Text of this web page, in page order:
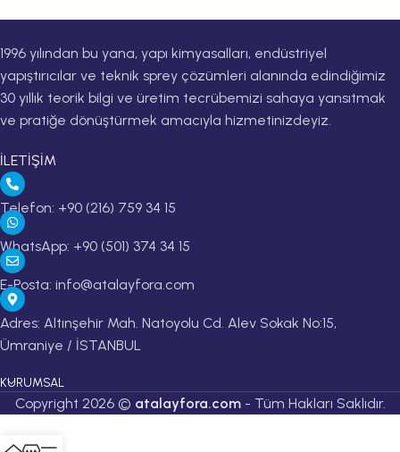
1996 yılından bu yana, yapı kimyasalları, endüstriyel
yapıştırıcılar ve teknik sprey çözümleri alanında edindiğimiz
30 yıllık teorik bilgi ve üretim tecrübemizi sahaya yansıtmak
ve pratiğe dönüştürmek amacıyla hizmetinizdeyiz.
İLETİŞİM
Telefon: +90 (216) 759 34 15
WhatsApp: +90 (501) 374 34 15
E-Posta: info@atalayfora.com
Adres: Altınşehir Mah. Natoyolu Cd. Alev Sokak No:15,
Ümraniye / İSTANBUL
KURUMSAL
Copyright 2026 © atalayfora.com- Tüm Hakları Saklıdır.